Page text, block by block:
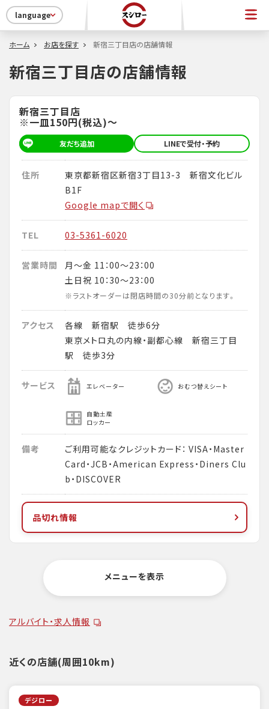
language
ホーム お店を探す 新宿三丁目店の店舗情報
新宿三丁目店の店舗情報
新宿三丁目店
※一皿150円(税込)～
友だち追加 LINEで受付・予約
住所
東京都新宿区新宿3丁目13-3 新宿文化ビル
B1F
Google mapで開く
TEL 03-5361-6020
営業時間
月～金 11：00～23：00
土日祝 10：30～23：00
※ラストオーダーは閉店時間の30分前となります。
アクセス
各線 新宿駅 徒歩6分
東京メトロ丸の内線・副都心線 新宿三丁目
駅 徒歩3分
サービス エレベーター おむつ替えシート
自動土産
ロッカー
備考
ご利用可能なクレジットカード： VISA・Master
Card・JCB・American Express・Diners Clu
b・DISCOVER
品切れ情報
メニューを表示
アルバイト・求人情報
近くの店舗(周囲10km)
デジロー